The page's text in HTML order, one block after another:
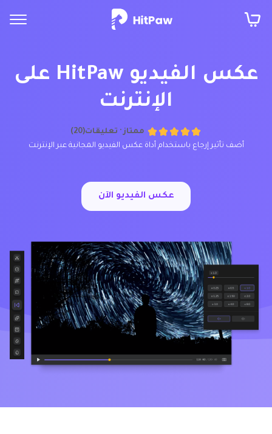
عكس الفيديو HitPaw على
الإنترنت
ممتاز · تعليقات(20)
أضف تأثير إرجاع باستخدام أداة عكس الفيديو المجانية عبر الإنترنت
عكس الفيديو الآن